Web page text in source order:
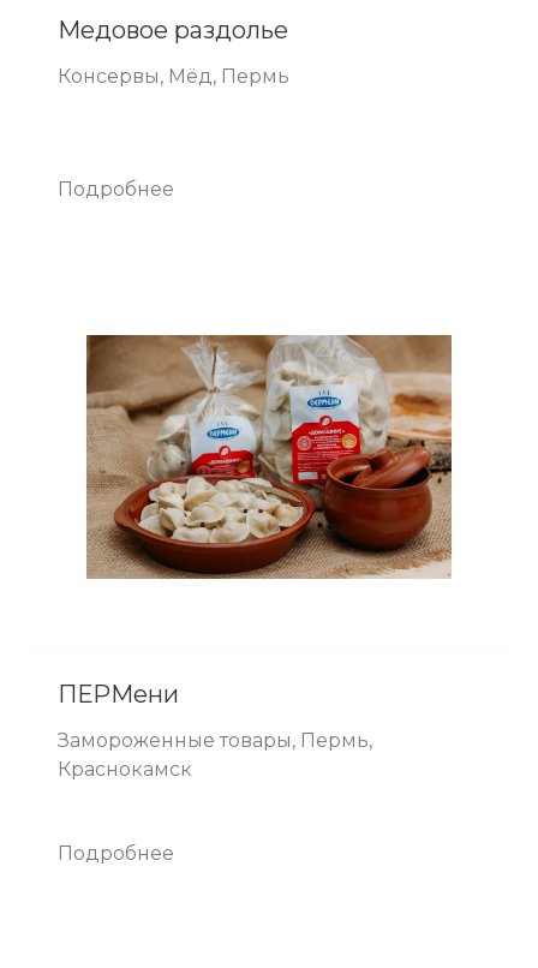
Медовое раздолье
Консервы, Мёд, Пермь
Подробнее
ПЕРМени
Замороженные товары, Пермь,
Краснокамск
Подробнее